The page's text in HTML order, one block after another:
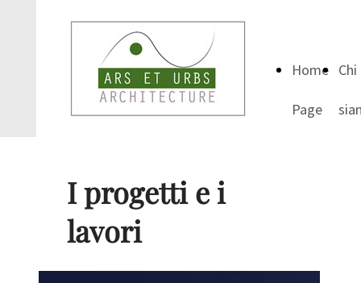
Home
Page
Chi
I progetti e i
lavori